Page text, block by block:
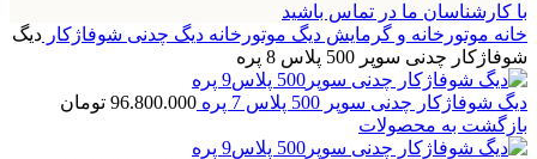
با کارشناسان ما در تماس باشید
خانه موتورخانه و گرمایش دیگ موتورخانه دیگ چدنی شوفاژکار دیگ
شوفاژکار چدنی سوپر 500 پلاس 8 پره
دیگ شوفاژکار چدنی سوپر 500 پلاس 7 پره 96.800.000 تومان
بازگشت به محصولات